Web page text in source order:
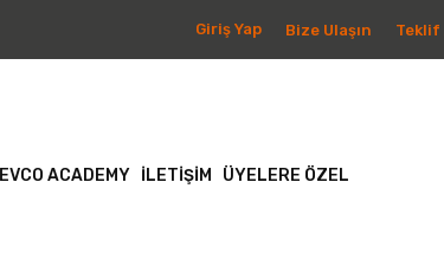
Giriş Yap Bize Ulaşın Teklif
EVCO ACADEMY İLETİŞİM ÜYELERE ÖZEL